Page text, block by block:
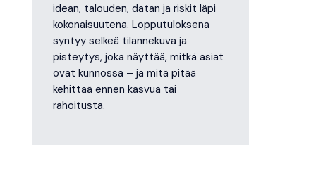
idean, talouden, datan ja riskit läpi
kokonaisuutena. Lopputuloksena
syntyy selkeä tilannekuva ja
pisteytys, joka näyttää, mitkä asiat
ovat kunnossa – ja mitä pitää
kehittää ennen kasvua tai
rahoitusta.